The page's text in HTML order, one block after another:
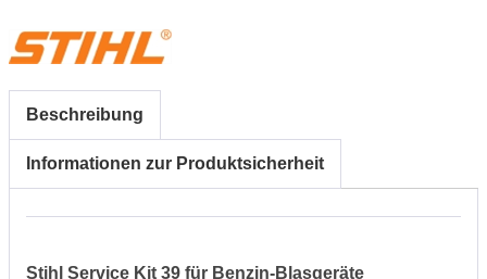
Beschreibung
Informationen zur Produktsicherheit
Stihl Service Kit 39 für Benzin-Blasgeräte